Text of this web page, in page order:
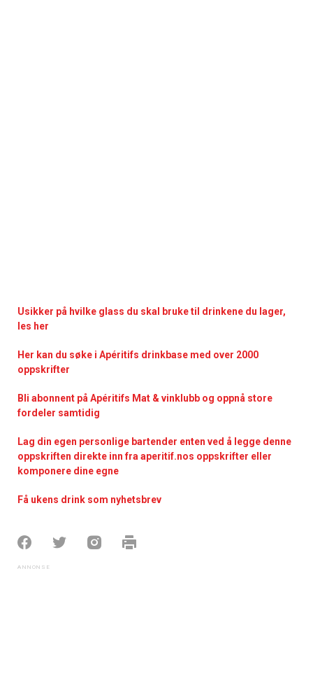
Usikker på hvilke glass du skal bruke til drinkene du lager,
les her
Her kan du søke i Apéritifs drinkbase med over 2000
oppskrifter
Bli abonnent på Apéritifs Mat & vinklubb og oppnå store
fordeler samtidig
Lag din egen personlige bartender enten ved å legge denne
oppskriften direkte inn fra aperitif.nos oppskrifter eller
komponere dine egne
Få ukens drink som nyhetsbrev